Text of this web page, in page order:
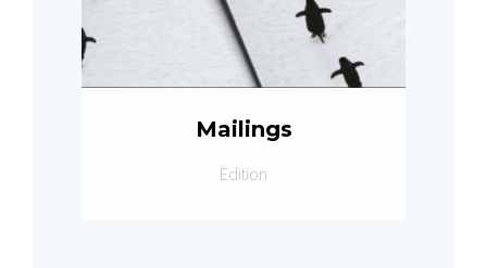
Mailings
Edition